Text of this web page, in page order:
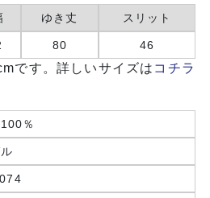
ゆき丈 スリット
80 46
です。詳しいサイズは コチラ
％